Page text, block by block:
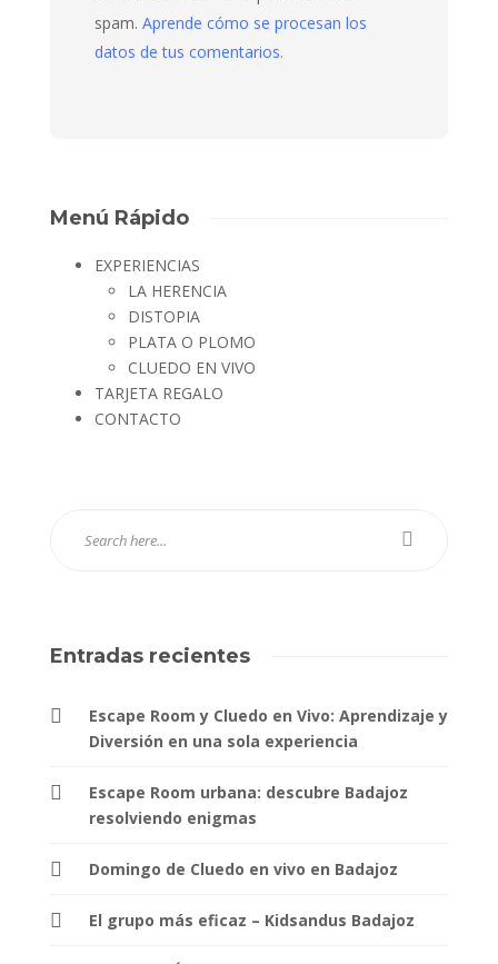
spam. Aprende cómo se procesan los
datos de tus comentarios.
Menú Rápido
EXPERIENCIAS
LA HERENCIA
DISTOPIA
PLATA O PLOMO
CLUEDO EN VIVO
TARJETA REGALO
CONTACTO
Entradas recientes
Escape Room y Cluedo en Vivo: Aprendizaje y
Diversión en una sola experiencia
Escape Room urbana: descubre Badajoz
resolviendo enigmas
Domingo de Cluedo en vivo en Badajoz
El grupo más eficaz – Kidsandus Badajoz